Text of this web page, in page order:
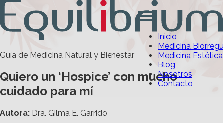
Inicio
Medicina
Medicina Estética
Blog
Nosotros
Contacto
Guía de Medicina Natural y Bienestar
Quiero un ‘Hospice’ con mucho
cuidado para mí
Autora: Dra. Gilma E. Garrido